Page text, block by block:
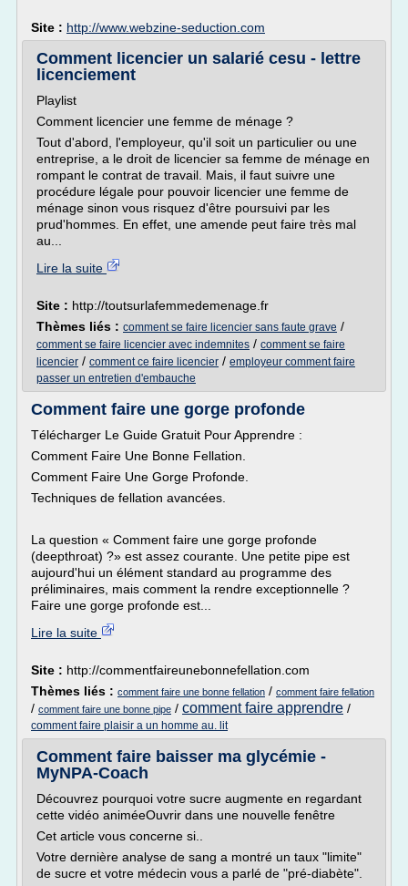
Site : http://www.webzine-seduction.com
Comment licencier un salarié cesu - lettre
licenciement
Playlist
Comment licencier une femme de ménage ?
Tout d'abord, l'employeur, qu'il soit un particulier ou une
entreprise, a le droit de licencier sa femme de ménage en
rompant le contrat de travail. Mais, il faut suivre une
procédure légale pour pouvoir licencier une femme de
ménage sinon vous risquez d'être poursuivi par les
prud'hommes. En effet, une amende peut faire très mal
au...
Lire la suite
Site : http://toutsurlafemmedemenage.fr
Thèmes liés : comment se faire licencier sans faute grave /
comment se faire licencier avec indemnites / comment se faire
licencier / comment ce faire licencier / employeur comment faire
passer un entretien d'embauche
Comment faire une gorge profonde
Télécharger Le Guide Gratuit Pour Apprendre :
Comment Faire Une Bonne Fellation.
Comment Faire Une Gorge Profonde.
Techniques de fellation avancées.
La question « Comment faire une gorge profonde
(deepthroat) ?» est assez courante. Une petite pipe est
aujourd'hui un élément standard au programme des
préliminaires, mais comment la rendre exceptionnelle ?
Faire une gorge profonde est...
Lire la suite
Site : http://commentfaireunebonnefellation.com
Thèmes liés : comment faire une bonne fellation / comment faire fellation
/ comment faire une bonne pipe / comment faire apprendre /
comment faire plaisir a un homme au. lit
Comment faire baisser ma glycémie -
MyNPA-Coach
Découvrez pourquoi votre sucre augmente en regardant
cette vidéo animéeOuvrir dans une nouvelle fenêtre
Cet article vous concerne si..
Votre dernière analyse de sang a montré un taux "limite"
de sucre et votre médecin vous a parlé de "pré-diabète".